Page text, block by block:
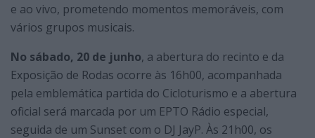
e ao vivo, prometendo momentos memoráveis, com
vários grupos musicais.
No sábado, 20 de junho, a abertura do recinto e da
Exposição de Rodas ocorre às 16h00, acompanhada
pela emblemática partida do Cicloturismo e a abertura
oficial será marcada por um EPTO Rádio especial,
seguida de um Sunset com o DJ JayP. Às 21h00, os